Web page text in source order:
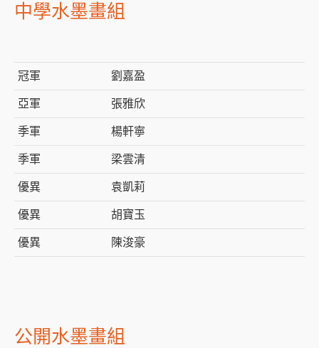
中學水墨畫組
冠軍 劉嘉盈
亞軍 張雅欣
季軍 楊軒寧
季軍 梁雲清
優異 袁凱莉
優異 胡寶玉
優異 陳浚豪
公開水墨畫組